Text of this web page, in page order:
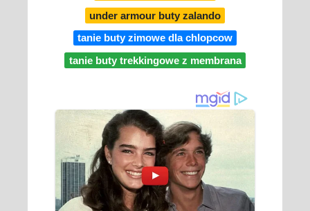
under armour buty zalando
tanie buty zimowe dla chlopcow
tanie buty trekkingowe z membrana